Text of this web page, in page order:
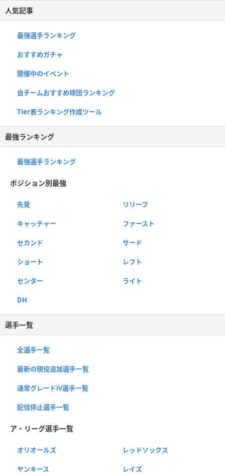
人気記事
最強選手ランキング
おすすめガチャ
開催中のイベント
自チームおすすめ球団ランキング
Tier表ランキング作成ツール
最強ランキング
最強選手ランキング
ポジション別最強
先発 リリーフ
キャッチャー ファースト
セカンド サード
ショート レフト
センター ライト
DH
選手一覧
全選手一覧
最新の現役追加選手一覧
通常グレードⅣ選手一覧
配信停止選手一覧
ア・リーグ選手一覧
オリオールズ レッドソックス
ヤンキース レイズ